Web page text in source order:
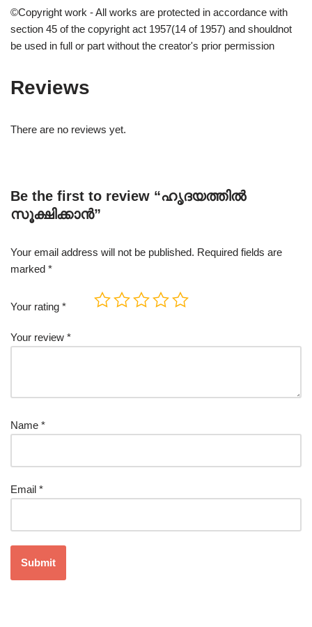
©Copyright work - All works are protected in accordance with
section 45 of the copyright act 1957(14 of 1957) and shouldnot
be used in full or part without the creator's prior permission
Reviews
There are no reviews yet.
Be the first to review “ഹൃദയത്തിൽ
സൂക്ഷിക്കാൻ”
Your email address will not be published. Required fields are
marked *
Your rating *
Your review *
Name *
Email *